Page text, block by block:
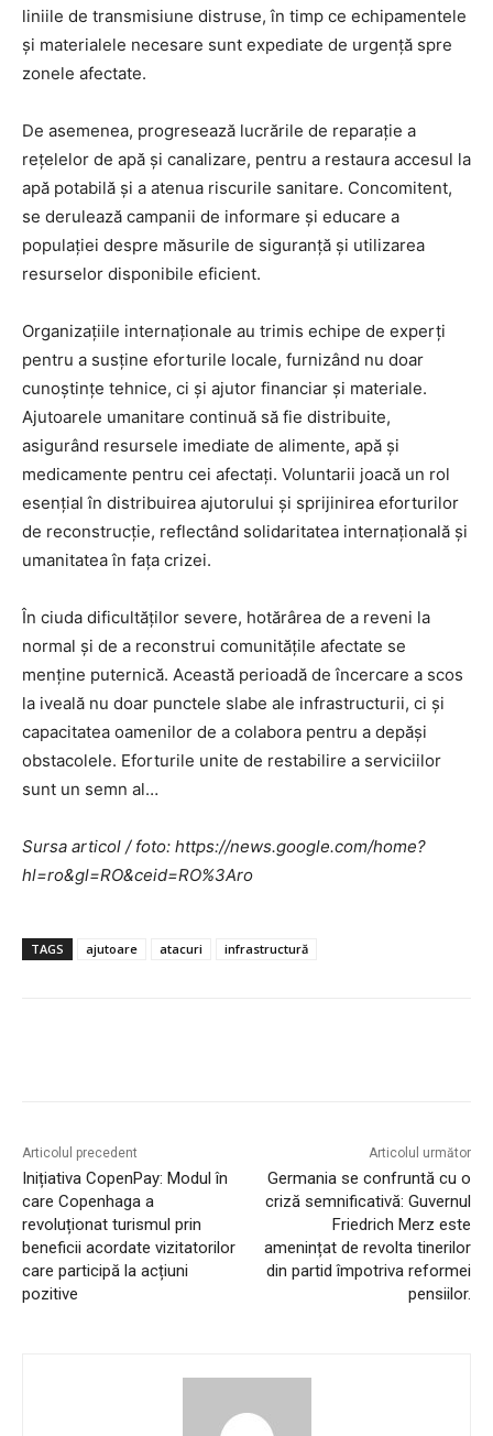
liniile de transmisiune distruse, în timp ce echipamentele
și materialele necesare sunt expediate de urgență spre
zonele afectate.
De asemenea, progresează lucrările de reparație a
rețelelor de apă și canalizare, pentru a restaura accesul la
apă potabilă și a atenua riscurile sanitare. Concomitent,
se derulează campanii de informare și educare a
populației despre măsurile de siguranță și utilizarea
resurselor disponibile eficient.
Organizațiile internaționale au trimis echipe de experți
pentru a susține eforturile locale, furnizând nu doar
cunoștințe tehnice, ci și ajutor financiar și materiale.
Ajutoarele umanitare continuă să fie distribuite,
asigurând resursele imediate de alimente, apă și
medicamente pentru cei afectați. Voluntarii joacă un rol
esențial în distribuirea ajutorului și sprijinirea eforturilor
de reconstrucție, reflectând solidaritatea internațională și
umanitatea în fața crizei.
În ciuda dificultăților severe, hotărârea de a reveni la
normal și de a reconstrui comunitățile afectate se
menține puternică. Această perioadă de încercare a scos
la iveală nu doar punctele slabe ale infrastructurii, ci și
capacitatea oamenilor de a colabora pentru a depăși
obstacolele. Eforturile unite de restabilire a serviciilor
sunt un semn al…
Sursa articol / foto: https://news.google.com/home?
hl=ro&gl=RO&ceid=RO%3Aro
TAGS ajutoare atacuri infrastructură
Articolul precedent
Inițiativa CopenPay: Modul în
care Copenhaga a
revoluționat turismul prin
beneficii acordate vizitatorilor
care participă la acțiuni
pozitive
Articolul următor
Germania se confruntă cu o
criză semnificativă: Guvernul
Friedrich Merz este
amenințat de revolta tinerilor
din partid împotriva reformei
pensiilor.